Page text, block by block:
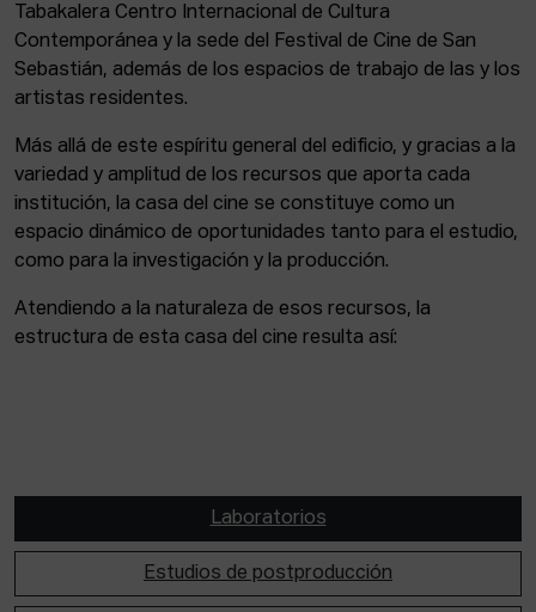
Tabakalera Centro Internacional de Cultura
Contemporánea y la sede del Festival de Cine de San
Sebastián, además de los espacios de trabajo de las y los
artistas residentes.
Más allá de este espíritu general del edificio, y gracias a la
variedad y amplitud de los recursos que aporta cada
institución, la casa del cine se constituye como un
espacio dinámico de oportunidades tanto para el estudio,
como para la investigación y la producción.
Atendiendo a la naturaleza de esos recursos, la
estructura de esta casa del cine resulta así:
Laboratorios
Estudios de postproducción